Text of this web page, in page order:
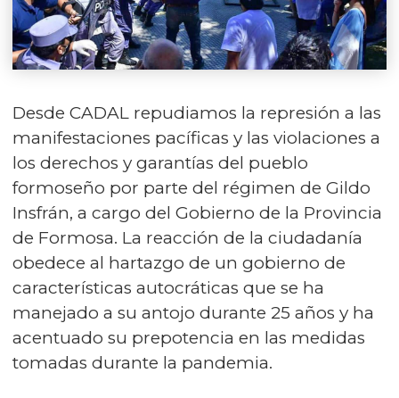
Desde CADAL repudiamos la represión a las
manifestaciones pacíficas y las violaciones a
los derechos y garantías del pueblo
formoseño por parte del régimen de Gildo
Insfrán, a cargo del Gobierno de la Provincia
de Formosa. La reacción de la ciudadanía
obedece al hartazgo de un gobierno de
características autocráticas que se ha
manejado a su antojo durante 25 años y ha
acentuado su prepotencia en las medidas
tomadas durante la pandemia.